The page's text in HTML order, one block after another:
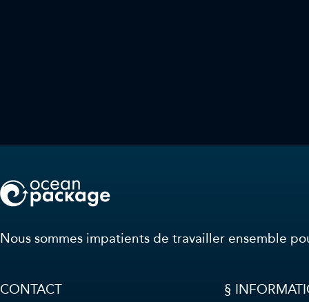
Nous sommes impatients de travailler ensemble
CONTACT §